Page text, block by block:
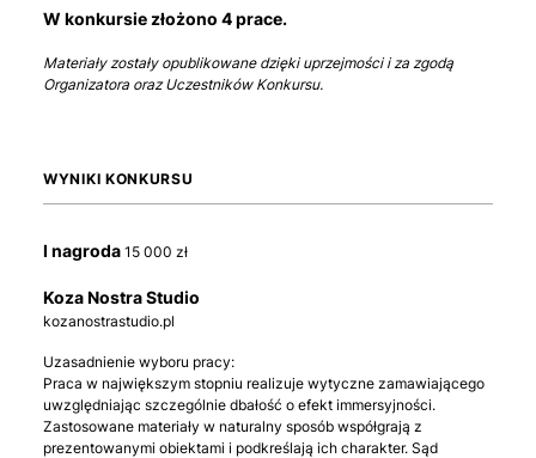
W konkursie złożono 4 prace.
Materiały zostały opublikowane dzięki uprzejmości i za zgodą
Organizatora oraz Uczestników Konkursu.
WYNIKI KONKURSU
I nagroda 15 000 zł
Koza Nostra Studio
kozanostrastudio.pl
Uzasadnienie wyboru pracy:
Praca w największym stopniu realizuje wytyczne zamawiającego
uwzględniając szczególnie dbałość o efekt immersyjności.
Zastosowane materiały w naturalny sposób współgrają z
prezentowanymi obiektami i podkreślają ich charakter. Sąd